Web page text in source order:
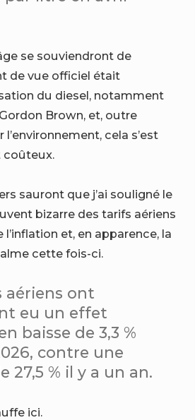
se souviendront de
de vue officiel était
du diesel, notamment
Brown, et, outre
cela s’est
coûteux.
sauront que j’ai souligné le
bizarre des tarifs aériens
et, en apparence, la
cette fois-ci.
aériens ont
eu un effet
baisse de 3,3 %
contre une
27,5 % il y a un an.
ici.